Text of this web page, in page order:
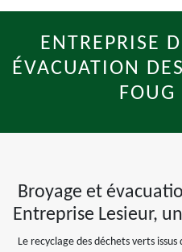
ENTREPRISE
ÉVACUATION
Broyage et
Entreprise Lesieur,
Le recyclage des déchets verts